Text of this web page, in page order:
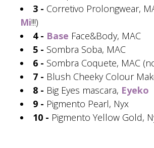
3 - Corretivo Prolongwear,
Mi!!!)
4 - Base Face&Body, MAC
5 - Sombra Soba, MAC
6 - Sombra Coquete, MAC
7 - Blush Cheeky Colour
8 - Big Eyes mascara, Eyeko
9 - Pigmento Pearl, Nyx
10 - Pigmento Yellow Gold,